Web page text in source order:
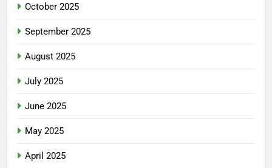
October 2025
September 2025
August 2025
July 2025
June 2025
May 2025
April 2025